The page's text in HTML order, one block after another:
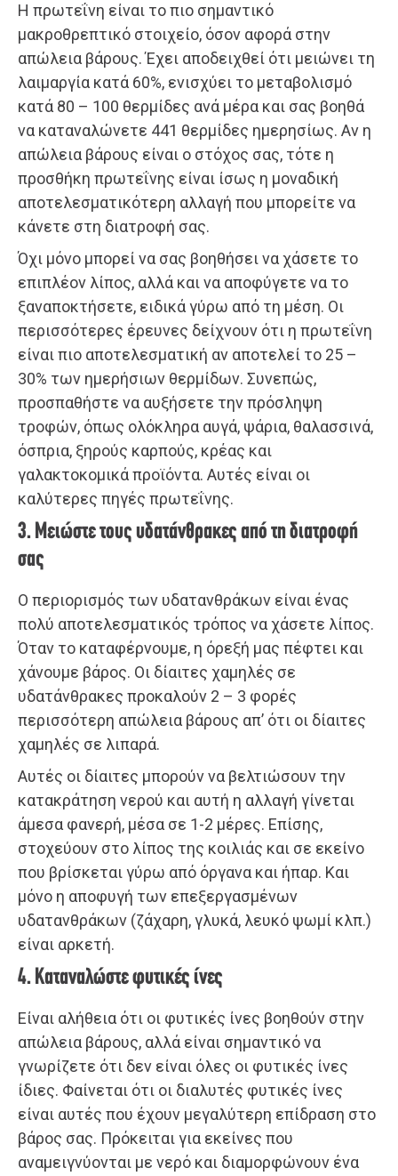
Η πρωτεΐνη είναι το πιο σημαντικό
μακροθρεπτικό στοιχείο, όσον αφορά στην
απώλεια βάρους. Έχει αποδειχθεί ότι μειώνει τη
λαιμαργία κατά 60%, ενισχύει το μεταβολισμό
κατά 80 – 100 θερμίδες ανά μέρα και σας βοηθά
να καταναλώνετε 441 θερμίδες ημερησίως. Αν η
απώλεια βάρους είναι ο στόχος σας, τότε η
προσθήκη πρωτεΐνης είναι ίσως η μοναδική
αποτελεσματικότερη αλλαγή που μπορείτε να
κάνετε στη διατροφή σας.
Όχι μόνο μπορεί να σας βοηθήσει να χάσετε το
επιπλέον λίπος, αλλά και να αποφύγετε να το
ξαναποκτήσετε, ειδικά γύρω από τη μέση. Οι
περισσότερες έρευνες δείχνουν ότι η πρωτεΐνη
είναι πιο αποτελεσματική αν αποτελεί το 25 –
30% των ημερήσιων θερμίδων. Συνεπώς,
προσπαθήστε να αυξήσετε την πρόσληψη
τροφών, όπως ολόκληρα αυγά, ψάρια, θαλασσινά,
όσπρια, ξηρούς καρπούς, κρέας και
γαλακτοκομικά προϊόντα. Αυτές είναι οι
καλύτερες πηγές πρωτεΐνης.
3. Μειώστε τους υδατάνθρακες από τη διατροφή
σας
Ο περιορισμός των υδατανθράκων είναι ένας
πολύ αποτελεσματικός τρόπος να χάσετε λίπος.
Όταν το καταφέρνουμε, η όρεξή μας πέφτει και
χάνουμε βάρος. Οι δίαιτες χαμηλές σε
υδατάνθρακες προκαλούν 2 – 3 φορές
περισσότερη απώλεια βάρους απ’ ότι οι δίαιτες
χαμηλές σε λιπαρά.
Αυτές οι δίαιτες μπορούν να βελτιώσουν την
κατακράτηση νερού και αυτή η αλλαγή γίνεται
άμεσα φανερή, μέσα σε 1-2 μέρες. Επίσης,
στοχεύουν στο λίπος της κοιλιάς και σε εκείνο
που βρίσκεται γύρω από όργανα και ήπαρ. Και
μόνο η αποφυγή των επεξεργασμένων
υδατανθράκων (ζάχαρη, γλυκά, λευκό ψωμί κλπ.)
είναι αρκετή.
4. Καταναλώστε φυτικές ίνες
Είναι αλήθεια ότι οι φυτικές ίνες βοηθούν στην
απώλεια βάρους, αλλά είναι σημαντικό να
γνωρίζετε ότι δεν είναι όλες οι φυτικές ίνες
ίδιες. Φαίνεται ότι οι διαλυτές φυτικές ίνες
είναι αυτές που έχουν μεγαλύτερη επίδραση στο
βάρος σας. Πρόκειται για εκείνες που
αναμειγνύονται με νερό και διαμορφώνουν ένα